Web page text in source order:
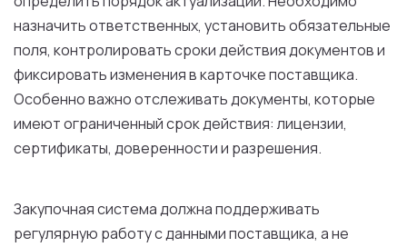
назначить ответственных, установить обязательные
поля, контролировать сроки действия документов и
фиксировать изменения в карточке поставщика.
Особенно важно отслеживать документы, которые
имеют ограниченный срок действия: лицензии,
сертификаты, доверенности и разрешения.
Закупочная система должна поддерживать
регулярную работу с данными поставщика, а не